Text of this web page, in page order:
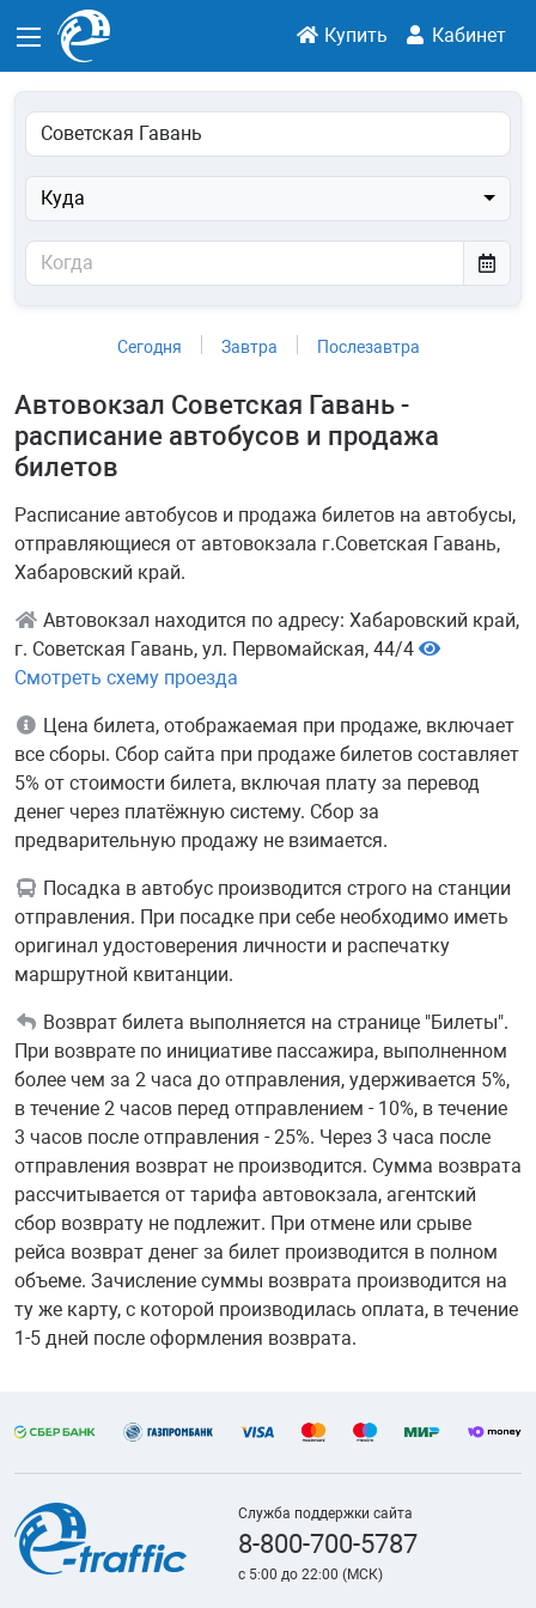
Купить Кабинет
Куда
Сегодня Завтра Послезавтра
Автовокзал Советская Гавань -
расписание автобусов и продажа
билетов
Расписание автобусов и продажа билетов на автобусы,
отправляющиеся от автовокзала г.Советская Гавань,
Хабаровский край.
Автовокзал находится по адресу: Хабаровский край,
г. Советская Гавань, ул. Первомайская, 44/4
Смотреть схему проезда
Цена билета, отображаемая при продаже, включает
все сборы. Сбор сайта при продаже билетов составляет
5% от стоимости билета, включая плату за перевод
денег через платёжную систему. Сбор за
предварительную продажу не взимается.
Посадка в автобус производится строго на станции
отправления. При посадке при себе необходимо иметь
оригинал удостоверения личности и распечатку
маршрутной квитанции.
Возврат билета выполняется на странице "Билеты".
При возврате по инициативе пассажира, выполненном
более чем за 2 часа до отправления, удерживается 5%,
в течение 2 часов перед отправлением - 10%, в течение
3 часов после отправления - 25%. Через 3 часа после
отправления возврат не производится. Сумма возврата
рассчитывается от тарифа автовокзала, агентский
сбор возврату не подлежит. При отмене или срыве
рейса возврат денег за билет производится в полном
объеме. Зачисление суммы возврата производится на
ту же карту, с которой производилась оплата, в течение
1-5 дней после оформления возврата.
Служба поддержки сайта
8-800-700-5787
с 5:00 до 22:00 (МСК)